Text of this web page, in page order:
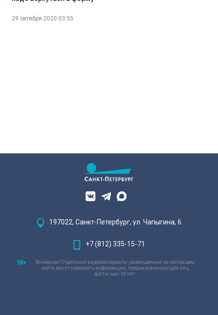
29 октября 2020 03:55
197022, Санкт-Петербург, ул. Чапыгина, 6
+7 (812) 335-15-71
Внимание! Отдельные видеоматериалы, размещенные на настоящем
сайте, могут содержать информацию, предназначенную для лиц,
достигших 18 лет.